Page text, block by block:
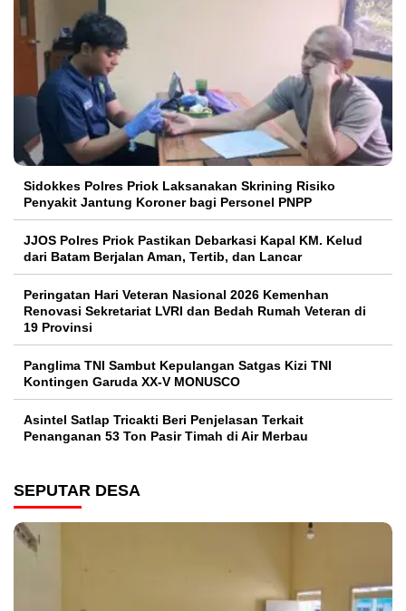
Sidokkes Polres Priok Laksanakan Skrining Risiko
Penyakit Jantung Koroner bagi Personel PNPP
JJOS Polres Priok Pastikan Debarkasi Kapal KM. Kelud
dari Batam Berjalan Aman, Tertib, dan Lancar
Peringatan Hari Veteran Nasional 2026 Kemenhan
Renovasi Sekretariat LVRI dan Bedah Rumah Veteran di
19 Provinsi
Panglima TNI Sambut Kepulangan Satgas Kizi TNI
Kontingen Garuda XX-V MONUSCO
Asintel Satlap Tricakti Beri Penjelasan Terkait
Penanganan 53 Ton Pasir Timah di Air Merbau
SEPUTAR DESA